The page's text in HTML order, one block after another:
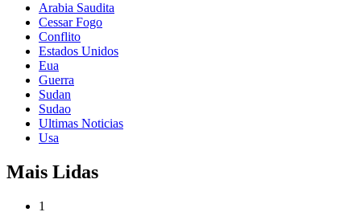
Arabia Saudita
Cessar Fogo
Conflito
Estados Unidos
Eua
Guerra
Sudan
Sudao
Ultimas Noticias
Usa
Mais Lidas
1